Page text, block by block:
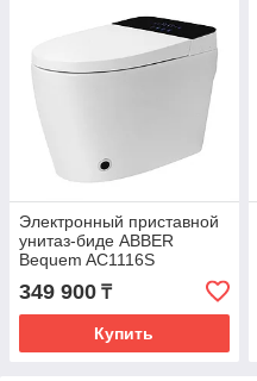
Электронный приставной
унитаз-биде ABBER
Bequem AC1116S
349 900 ₸
Купить